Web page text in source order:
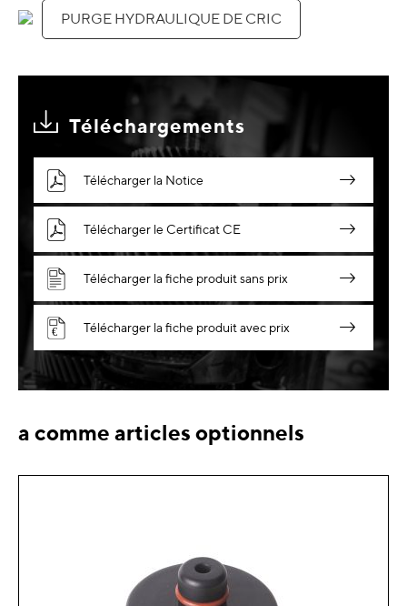
PURGE HYDRAULIQUE DE CRIC
Téléchargements
Télécharger la Notice
Télécharger le Certificat CE
Télécharger la fiche produit sans prix
Télécharger la fiche produit avec prix
a comme articles optionnels